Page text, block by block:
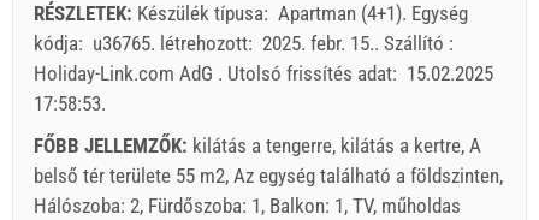
RÉSZLETEK: Készülék típusa: Apartman (4+1). Egység
kódja: u36765. létrehozott: 2025. febr. 15.. Szállító :
Holiday-Link.com AdG . Utolsó frissítés adat: 15.02.2025
17:58:53.
FŐBB JELLEMZŐK: kilátás a tengerre, kilátás a kertre, A
belső tér területe 55 m2, Az egység található a földszinten,
Hálószoba: 2, Fürdőszoba: 1, Balkon: 1, TV, műholdas